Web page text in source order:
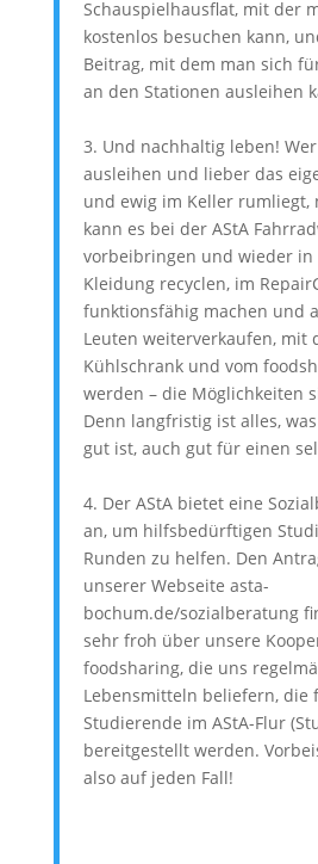
Schauspielhausflat, mit der
kostenlos besuchen kann,
Beitrag, mit dem man sich
an den Stationen ausleihen
3. Und nachhaltig leben!
ausleihen und lieber das
und ewig im Keller rumliegt,
kann es bei der AStA
vorbeibringen und wieder in
Kleidung recyclen, im
funktionsfähig machen und
Leuten weiterverkaufen, mit
Kühlschrank und vom
werden – die Möglichkeiten
Denn langfristig ist alles,
gut ist, auch gut für einen
4. Der AStA bietet eine
an, um hilfsbedürftigen
Runden zu helfen. Den
unserer Webseite asta-
bochum.de/sozialberatung
sehr froh über unsere
foodsharing, die uns
Lebensmitteln beliefern, die
Studierende im AStA-Flur
bereitgestellt werden.
also auf